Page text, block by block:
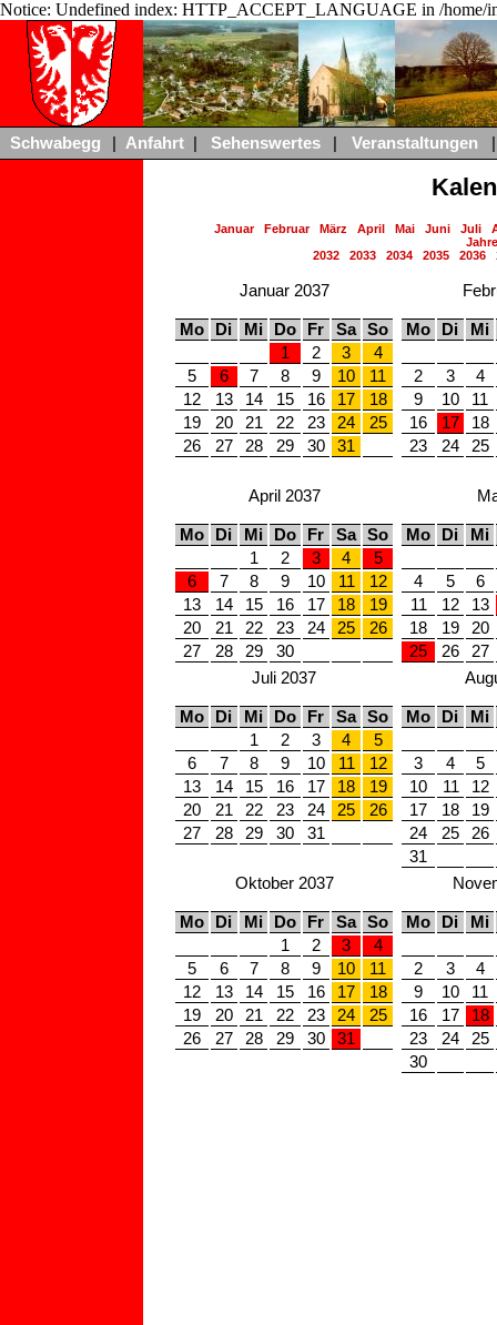
Notice: Undefined index: HTTP_ACCEPT_LANGUAGE in /home/
Schwabegg Anfahrt Sehenswertes Veranstaltungen
Januar Februar März April Mai Juni Juli
2032
2033 2034 2035 2036
Januar 2037
Mo Di Mi Do Fr Sa
So
1
2 3
4
5
6 7 8 9 10
11
12
13 14 15 16 17
18
19
20 21 22 23 24
25
26
27 28 29 30 31
Mo Di Mi
2 3
4
9
10
11
16
17
18
23
24 25
April 2037
Mo Di Mi Do Fr Sa
So
1
2 3 4
5
6
7 8 9 10 11
12
13
14 15 16 17 18
19
20
21 22 23 24 25
26
27
28 29 30
Mo Di Mi
4 5
6
11
12
13
18
19
20
25
26
27
Juli 2037
Mo Di Mi Do Fr Sa
So
1
2 3 4
5
6
7 8 9 10 11
12
13
14 15 16 17 18
19
20
21 22 23 24 25
26
27
28 29 30 31
Mo Di Mi
3 4
5
10
11
12
17
18
19
24
25
26
31
Oktober 2037
Mo Di Mi Do Fr Sa
So
1
2 3
4
5
6 7 8 9 10
11
12
13 14 15 16 17
18
19
20 21 22 23 24
25
26
27 28 29 30 31
Mo Di Mi
2 3
4
9
10
11
16
17
18
23
24
25
30